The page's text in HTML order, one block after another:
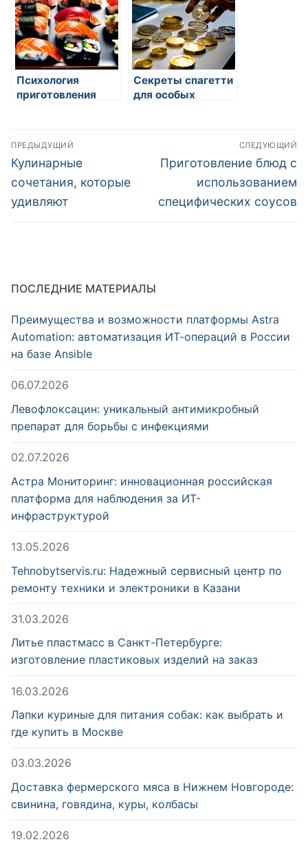
digital marketing
Психология
приготовления
Секреты спагетти
для особых
Навигация
по
записям
ПРЕДЫДУЩИЙ
Предыдущая
запись:
Кулинарные
сочетания, которые
удивляют
СЛЕДУЮЩИЙ
Следующая
запись:
Приготовление блюд с
использованием
специфических соусов
ПОСЛЕДНИЕ МАТЕРИАЛЫ
Преимущества и возможности платформы Astra
Automation: автоматизация ИТ-операций в России
на базе Ansible
06.07.2026
Левофлоксацин: уникальный антимикробный
препарат для борьбы с инфекциями
02.07.2026
Астра Мониторинг: инновационная российская
платформа для наблюдения за ИТ-
инфраструктурой
13.05.2026
Tehnobytservis.ru: Надежный сервисный центр по
ремонту техники и электроники в Казани
31.03.2026
Литье пластмасс в Санкт-Петербурге:
изготовление пластиковых изделий на заказ
16.03.2026
Лапки куриные для питания собак: как выбрать и
где купить в Москве
03.03.2026
Доставка фермерского мяса в Нижнем Новгороде:
свинина, говядина, куры, колбасы
19.02.2026